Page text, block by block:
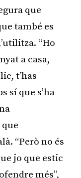
que
també es
“Ho
a casa,
t’has
sí que s’ha
“Però no és
jo que estic
més”,